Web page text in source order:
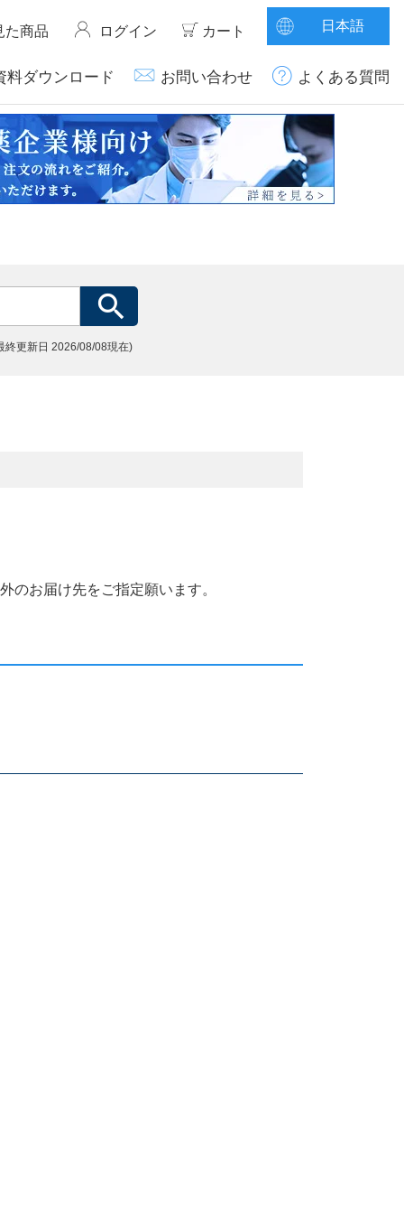
た商品 ログイン カート 日本語
料ダウンロード お問い合わせ よくある質問
終更新日 2026/08/08現在)
のお届け先をご指定願います。